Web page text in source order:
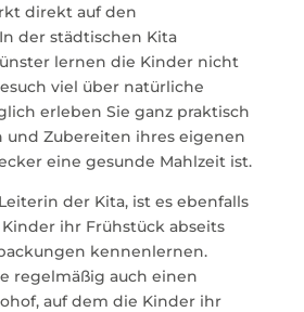
direkt auf den
der städtischen Kita
lernen die Kinder nicht
viel über natürliche
erleben Sie ganz praktisch
und Zubereiten ihres eigenen
eine gesunde Mahlzeit ist.
der Kita, ist es ebenfalls
ihr Frühstück abseits
kennenlernen.
regelmäßig auch einen
auf dem die Kinder ihr